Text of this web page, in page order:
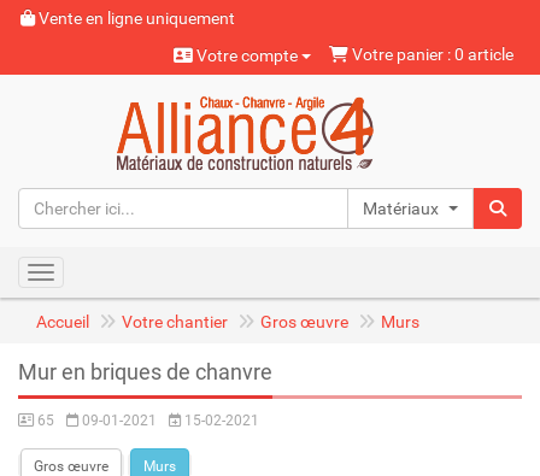
Vente en ligne uniquement
Votre compte
Votre panier : 0 article
Matériaux naturels
Toggle navigation
Accueil Votre chantier Gros œuvre Murs
Mur en briques de chanvre
65 09-01-2021 15-02-2021
Gros œuvre Murs